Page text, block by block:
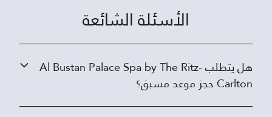
الأسئلة الشائعة
هل يتطلب Al Bustan Palace Spa by The Ritz-
Carlton حجز موعد مسبق؟